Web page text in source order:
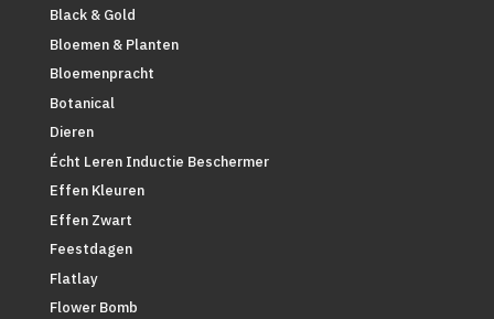
Black & Gold
Bloemen & Planten
Bloemenpracht
Botanical
Dieren
Écht Leren Inductie Beschermer
Effen Kleuren
Effen Zwart
Feestdagen
Flatlay
Flower Bomb